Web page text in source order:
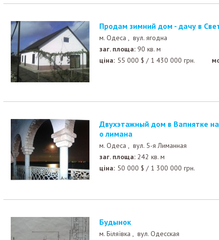
Продам зимний дом - дачу в
м. Одеса , вул. ягодна
заг. площа: 90 кв. м
ціна: 55 000 $ / 1 430 000 грн.
Двухэтажный дом в Вапнятке на берегу Аджалыкског
о лимана
м. Одеса , вул. 5-я Лиманная
заг. площа: 242 кв. м
ціна: 50 000 $ / 1 300 000 грн.
Будынок
м. Біляївка , вул. Одесская